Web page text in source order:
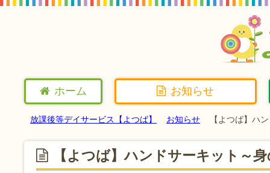
ホーム お知らせ
放課後等デイサービス【よつば】 お知らせ 【よつば】ハ
【よつば】ハンドサーキット～